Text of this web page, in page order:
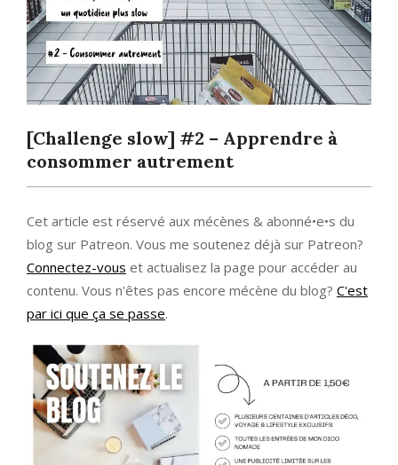
[Challenge slow] #2 – Apprendre à
consommer autrement
Cet article est réservé aux mécènes & abonné•e•s du
blog sur Patreon. Vous me soutenez déjà sur Patreon?
Connectez-vous et actualisez la page pour accéder au
contenu. Vous n'êtes pas encore mécène du blog? C'est
par ici que ça se passe.